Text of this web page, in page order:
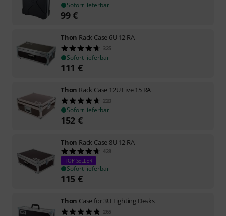
Sofort lieferbar
99€
Thon Rack Case 6U 12 RA
325
Sofort lieferbar
111 €
Thon Rack Case 12U Live 15 RA
220
Sofort lieferbar
152 €
Thon Rack Case 8U 12 RA
428
TOP-SELLER
Sofort lieferbar
115 €
Thon Case for 3U Lighting Desks
265